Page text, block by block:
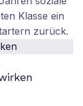
Klasse ein
zurück.